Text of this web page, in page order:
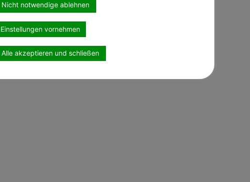
Nicht notwendige ablehnen
Einstellungen vornehmen
Alle akzeptieren und schließen